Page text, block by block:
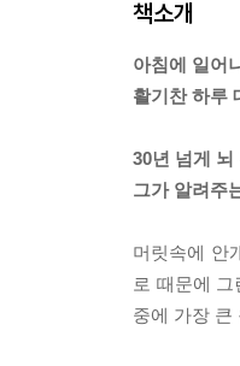
책소개
아침에 일어
활기찬 하루
30년 넘게 뇌
그가 알려주
머릿속에 안
로 때문에
중에 가장 큰